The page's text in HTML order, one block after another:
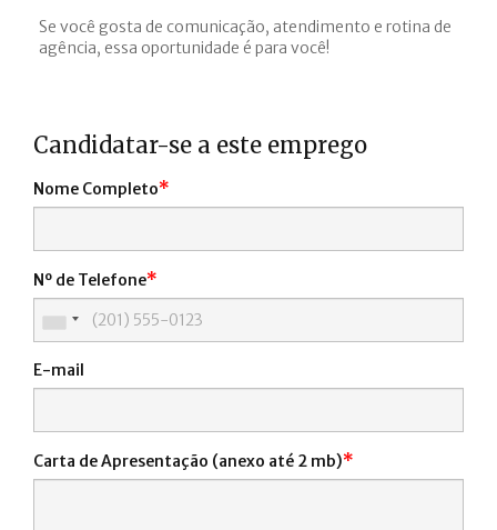
Se você gosta de comunicação, atendimento e rotina de
agência, essa oportunidade é para você!
Candidatar-se a este emprego
Nome Completo*
Nº de Telefone*
E-mail
Carta de Apresentação (anexo até 2 mb)*